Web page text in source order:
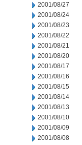
2001/08/27
2001/08/24
2001/08/23
2001/08/22
2001/08/21
2001/08/20
2001/08/17
2001/08/16
2001/08/15
2001/08/14
2001/08/13
2001/08/10
2001/08/09
2001/08/08